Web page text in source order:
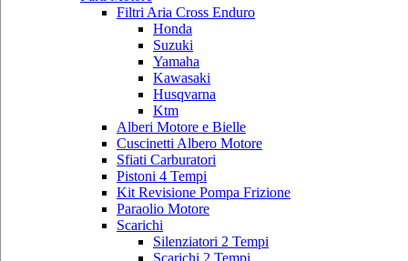
Filtri Aria Cross Enduro
Honda
Suzuki
Yamaha
Kawasaki
Husqvarna
Ktm
Alberi Motore e Bielle
Cuscinetti Albero Motore
Sfiati Carburatori
Pistoni 4 Tempi
Kit Revisione Pompa Frizione
Paraolio Motore
Scarichi
Silenziatori 2 Tempi
Scarichi 2 Tempi